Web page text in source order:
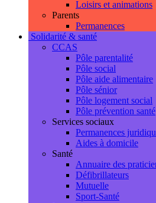
Loisirs et animations
Parents
Permanences
Solidarité & santé
CCAS
Pôle parentalité
Pôle social
Pôle aide alimentaire
Pôle sénior
Pôle logement social
Pôle prévention santé
Services sociaux
Permanences
Aides à domicile
Santé
Annuaire des
Défibrillateurs
Mutuelle
Sport-Santé